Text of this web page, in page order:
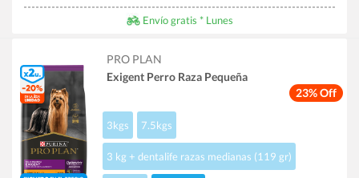
Envío gratis * Lunes
23% Off
PRO PLAN
Exigent Perro Raza Pequeña
3kgs 7.5kgs
3 kg + dentalife razas medianas (119 gr)